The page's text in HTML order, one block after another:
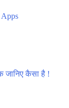
Apps
जानिए कैसा है !